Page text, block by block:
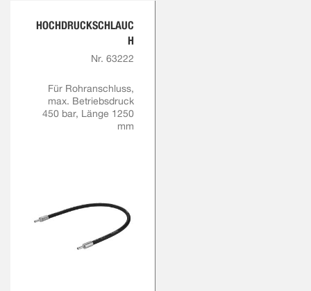
HOCHDRUCKSCHLAUC
H
Nr. 63222
Für Rohranschluss,
max. Betriebsdruck
450 bar, Länge 1250
mm